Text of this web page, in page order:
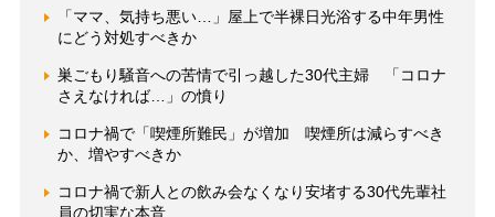
「ママ、気持ち悪い…」屋上で半裸日光浴する中年男性
にどう対処すべきか
巣ごもり騒音への苦情で引っ越した30代主婦 「コロナ
さえなければ…」の憤り
コロナ禍で「喫煙所難民」が増加 喫煙所は減らすべき
か、増やすべきか
コロナ禍で新人との飲み会なくなり安堵する30代先輩社
員の切実な本音